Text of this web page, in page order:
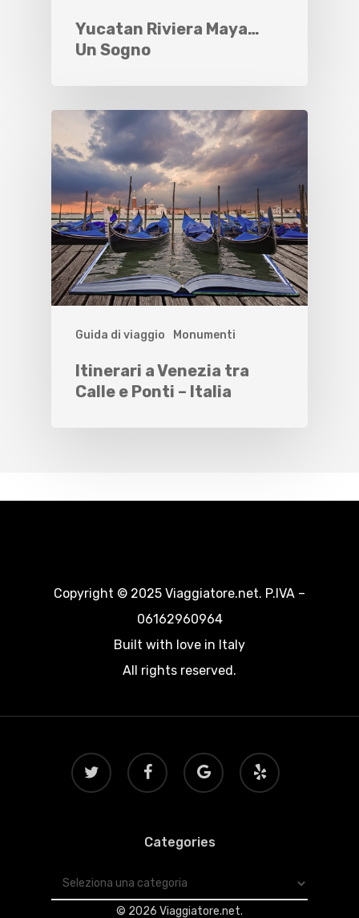
Yucatan Riviera Maya…
Un Sogno
Guida di viaggio Monumenti
Itinerari a Venezia tra
Calle e Ponti – Italia
Copyright © 2025 Viaggiatore.net. P.IVA –
06162960964
Built with love in Italy
All rights reserved.
twitter facebook
google-
plus
yelp
Categories
Categories
© 2026 Viaggiatore.net.